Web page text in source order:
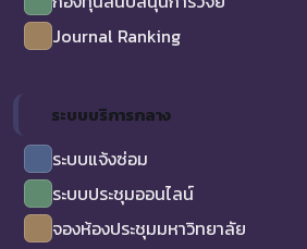
Journal Ranking
ระบบบริการกลาง
ระบบแจ้งซ่อม
ระบบประชุมออนไลน์
จองห้องประชุมมหาวิทยาลัย